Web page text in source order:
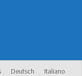
Deutsch Italiano